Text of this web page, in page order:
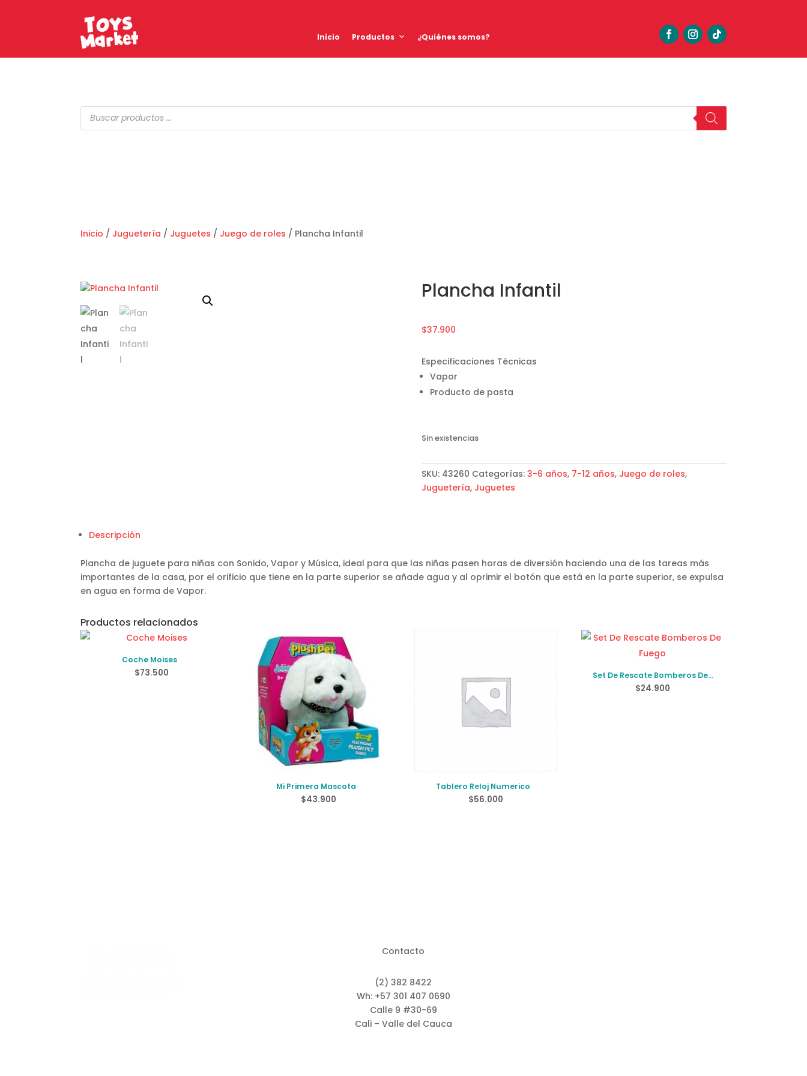
Inicio Productos ¿Quiénes somos?
Búsqueda
de
productos
Inicio / Juguetería / Juguetes / Juego de roles / Plancha Infantil
Plancha Infantil
$37.900
Especificaciones Técnicas
Vapor
Producto de pasta
Sin existencias
SKU: 43260 Categorías: 3-6 años, 7-12 años, Juego de roles,
Juguetería, Juguetes
Descripción
Plancha de juguete para niñas con Sonido, Vapor y Música, ideal para que las niñas pasen horas de diversión haciendo una de las tareas más
importantes de la casa, por el orificio que tiene en la parte superior se añade agua y al oprimir el botón que está en la parte superior, se expulsa
en agua en forma de Vapor.
Productos relacionados
Coche Moises
$73.500
Mi Primera Mascota
$43.900
Tablero Reloj Numerico
$56.000
Set De Rescate Bomberos De
Fuego
$24.900
Contacto
(2) 382 8422
Wh: +57 301 407 0690
Calle 9 #30-69
Cali – Valle del Cauca